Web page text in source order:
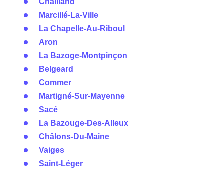
Chailland
Marcillé-La-Ville
La Chapelle-Au-Riboul
Aron
La Bazoge-Montpinçon
Belgeard
Commer
Martigné-Sur-Mayenne
Sacé
La Bazouge-Des-Alleux
Châlons-Du-Maine
Vaiges
Saint-Léger